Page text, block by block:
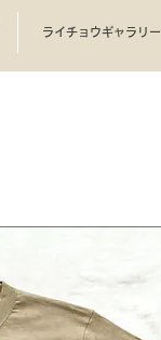
ライチョウギャラリー